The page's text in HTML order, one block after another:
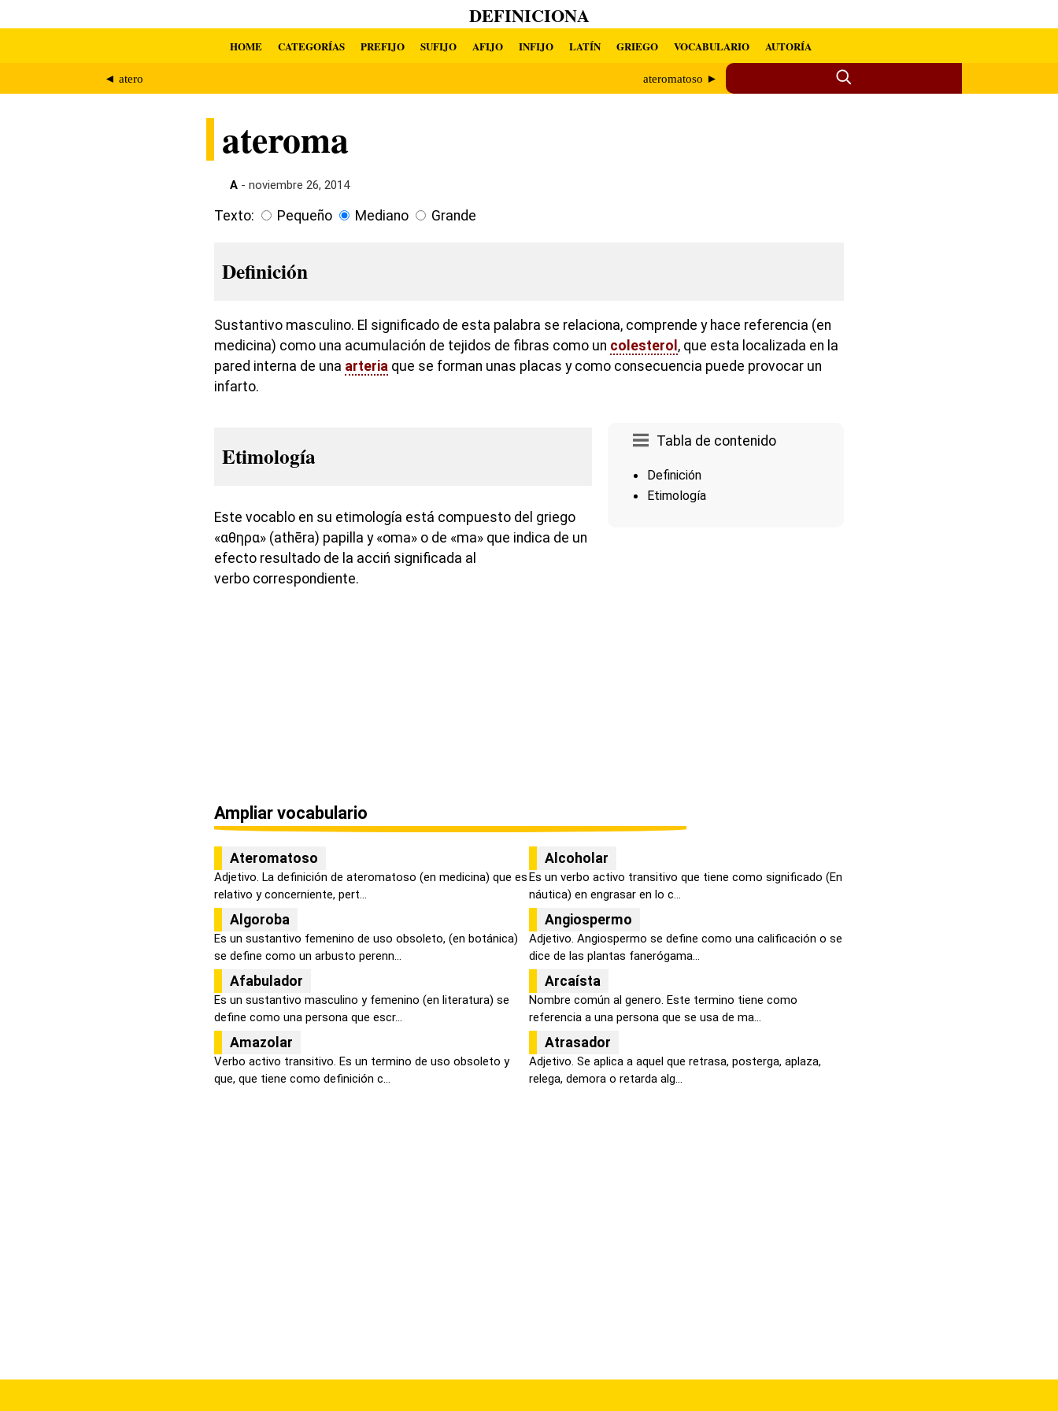
DEFINICIONA
HOME CATEGORÍAS PREFIJO SUFIJO AFIJO INFIJO LATÍN GRIEGO VOCABULARIO AUTORÍA
◄ atero ateromatoso ►
ateroma
A - noviembre 26, 2014
Texto: Pequeño Mediano Grande
Definición
Sustantivo masculino. El significado de esta palabra se relaciona, comprende y hace referencia (en
medicina) como una acumulación de tejidos de fibras como un colesterol , que esta localizada en la
pared interna de una arteria que se forman unas placas y como consecuencia puede provocar un
infarto.
Tabla de contenido
Definición
Etimología
Etimología
Este vocablo en su etimología está compuesto del griego
«αθηρα» (athēra) papilla y «oma» o de «ma» que indica de un
efecto resultado de la acciń significada al
verbo correspondiente.
Ampliar vocabulario
Ateromatoso
Adjetivo. La definición de ateromatoso (en medicina) que es
relativo y concerniente, pert...
Alcoholar
Es un verbo activo transitivo que tiene como significado (En
náutica) en engrasar en lo c...
Algoroba
Es un sustantivo femenino de uso obsoleto, (en botánica)
se define como un arbusto perenn...
Angiospermo
Adjetivo. Angiospermo se define como una calificación o se
dice de las plantas fanerógama...
Afabulador
Es un sustantivo masculino y femenino (en literatura) se
define como una persona que escr...
Arcaísta
Nombre común al genero. Este termino tiene como
referencia a una persona que se usa de ma...
Amazolar
Verbo activo transitivo. Es un termino de uso obsoleto y
que, que tiene como definición c...
Atrasador
Adjetivo. Se aplica a aquel que retrasa, posterga, aplaza,
relega, demora o retarda alg...